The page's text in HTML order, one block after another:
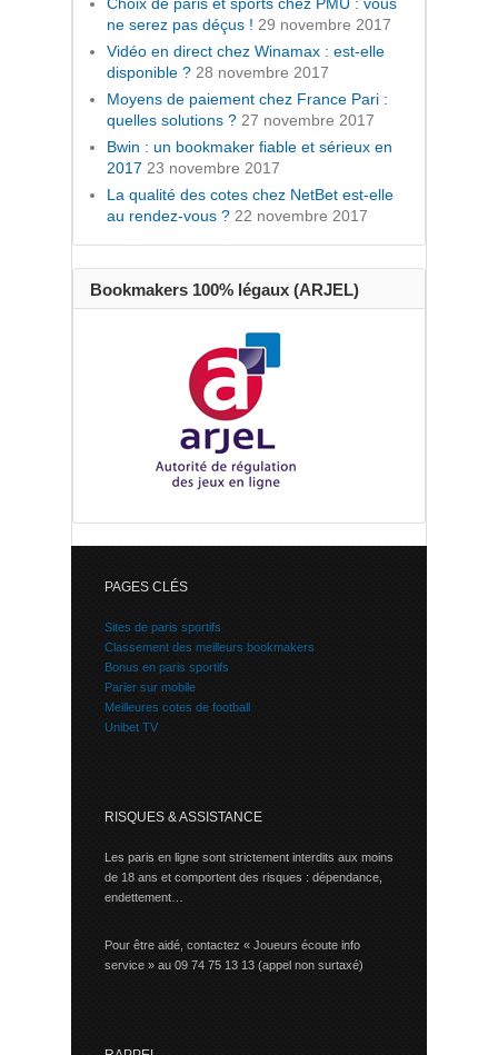
ne serez pas déçus ! 29 novembre 2017
Vidéo en direct chez Winamax : est-elle
disponible ? 28 novembre 2017
Moyens de paiement chez France Pari :
quelles solutions ? 27 novembre 2017
Bwin : un bookmaker fiable et sérieux en
2017 23 novembre 2017
La qualité des cotes chez NetBet est-elle
au rendez-vous ? 22 novembre 2017
Bookmakers 100% légaux (ARJEL)
PAGES CLÉS
Sites de paris sportifs
Classement des meilleurs bookmakers
Bonus en paris sportifs
Parier sur mobile
Meilleures cotes de football
Unibet TV
RISQUES & ASSISTANCE
Les paris en ligne sont strictement interdits aux moins
de 18 ans et comportent des risques : dépendance,
endettement…
Pour être aidé, contactez « Joueurs écoute info
service » au 09 74 75 13 13 (appel non surtaxé)